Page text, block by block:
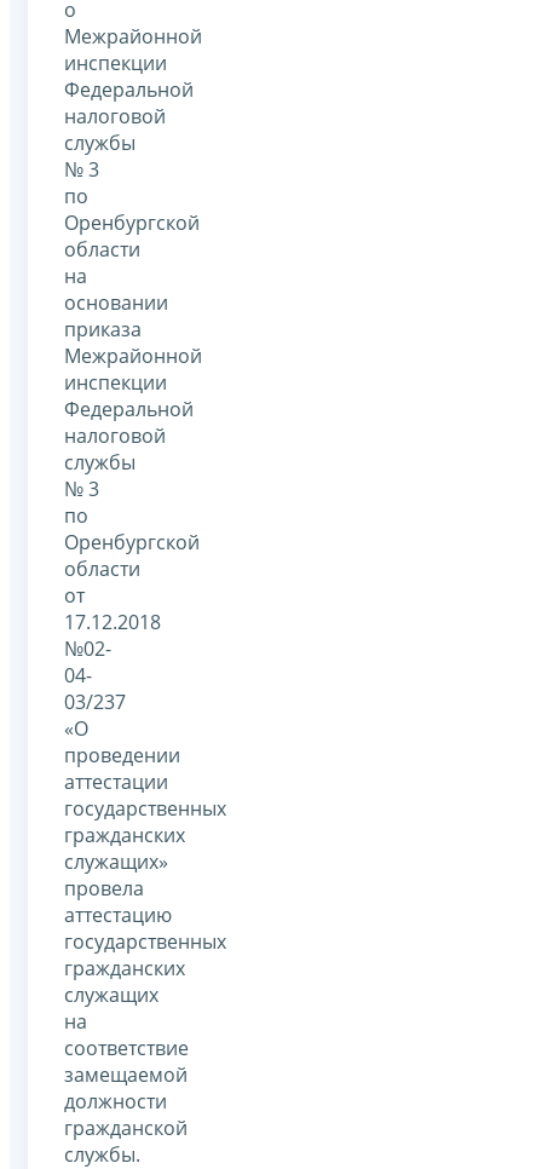
о
Межрайонной
инспекции
Федеральной
налоговой
службы
№ 3
по
Оренбургской
области
на
основании
приказа
Межрайонной
инспекции
Федеральной
налоговой
службы
№ 3
по
Оренбургской
области
от
17.12.2018
№02-
04-
03/237
«О
проведении
аттестации
государственных
гражданских
служащих»
провела
аттестацию
государственных
гражданских
служащих
на
соответствие
замещаемой
должности
гражданской
службы.